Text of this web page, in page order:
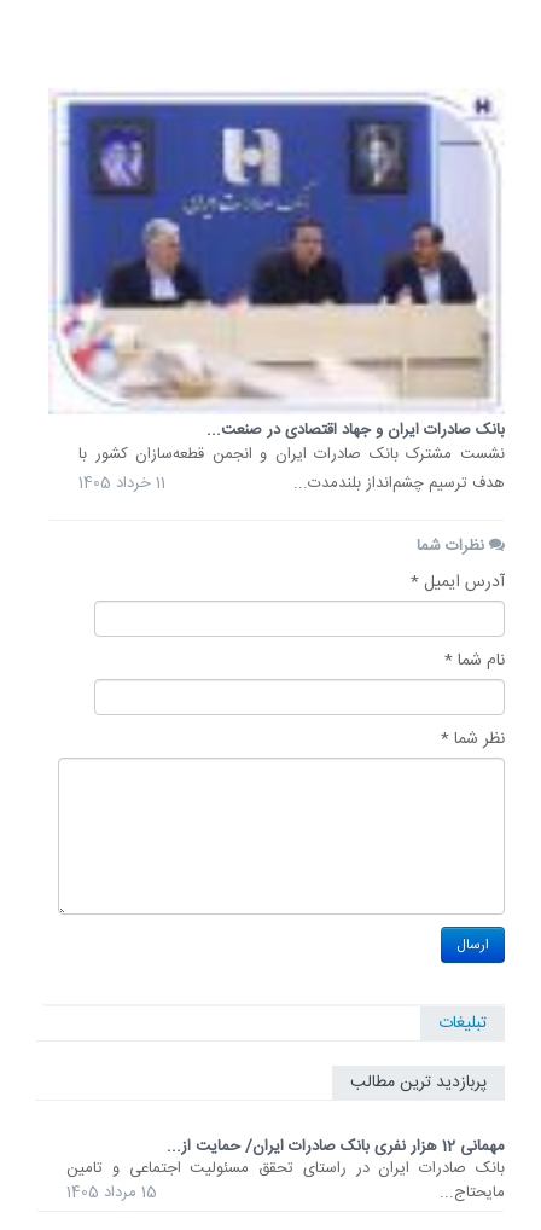
بانک صادرات ایران و جهاد اقتصادی در صنعت...
​نشست مشترک بانک صادرات ایران و انجمن قطعه‌سازان کشور با
هدف ترسیم چشم‌انداز بلندمدت...
11 خرداد 1405
نظرات شما
آدرس ایمیل *
نام شما *
نظر شما *
تبلیغات
پربازدید ترین مطالب
مهمانی 12 هزار نفری بانک صادرات ایران/ حمایت از...
​بانک صادرات ایران در راستای تحقق مسئولیت اجتماعی و تامین
مایحتاج...
15 مرداد 1405